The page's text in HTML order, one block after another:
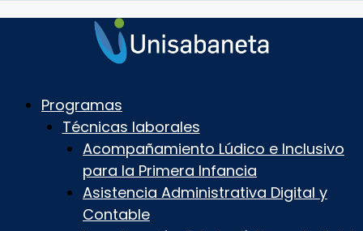
Programas
Técnicas laborales
Acompañamiento Lúdico e Inclusivo
para la Primera Infancia
Asistencia Administrativa Digital y
Contable